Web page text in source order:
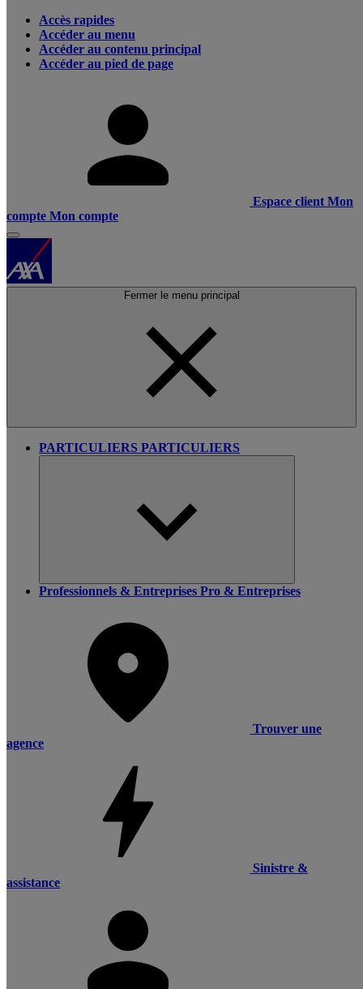
Accès rapides
Accéder au menu
Accéder au contenu principal
Accéder au pied de page
Espace client Mon
compte Mon compte
Fermer le menu principal
PARTICULIERS PARTICULIERS
Professionnels & Entreprises Pro & Entreprises
Trouver une
agence
Sinistre &
assistance